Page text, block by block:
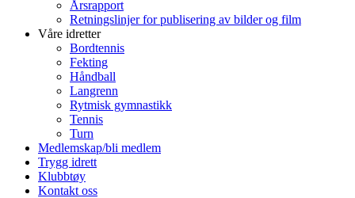
Årsrapport
Retningslinjer for publisering av bilder og film
Våre idretter
Bordtennis
Fekting
Håndball
Langrenn
Rytmisk gymnastikk
Tennis
Turn
Medlemskap/bli medlem
Trygg idrett
Klubbtøy
Kontakt oss